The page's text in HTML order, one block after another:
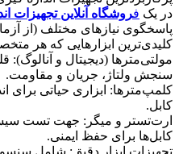
​در یک فروشگاه آنلاین تجهیزات
پاسخگوی نیازهای مختلف (از
کلیدی‌ترین ابزارهایی که هر
​مولتی‌مترها (دیجیتال و آنالوگ):
سنجش ولتاژ، جریان و مقاومت.
​کلمپ‌مترها: ابزاری حیاتی برای
کابل.
​ارت‌تستر و میگر: جهت تست
کابل‌ها برای حفظ ایمنی.
​تجهیزات ابزار دقیق: شامل